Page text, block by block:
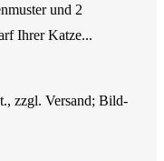
und 2
Ihrer Katze...
zzgl. Versand; Bild-